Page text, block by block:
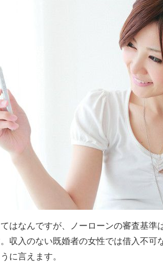
はなんですが、ノーローンの審査基準
収入のない既婚者の女性では借入不可
に言えます。